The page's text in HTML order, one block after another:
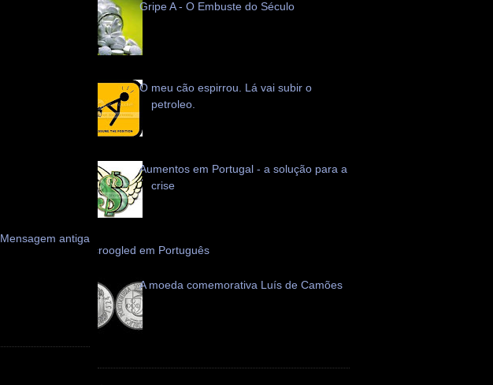
Mensagem antiga
Gripe A - O Embuste do Século
O meu cão espirrou. Lá vai subir o
petroleo.
Aumentos em Portugal - a solução para a
crise
Scroogled em Português
A moeda comemorativa Luís de Camões